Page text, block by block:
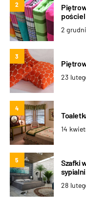
2
pościel
2
3
23
4
14
5
Szafki
28